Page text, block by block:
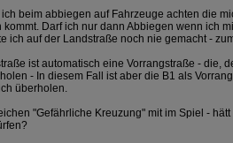
beim abbiegen auf Fahrzeuge achten die
Darf ich nur dann Abbiegen wenn ich
ich auf der Landstraße noch nie gemacht -
ist automatisch eine Vorrangstraße - die,
- In diesem Fall ist aber die B1 als
überholen.
"Gefährliche Kreuzung" mit im Spiel -